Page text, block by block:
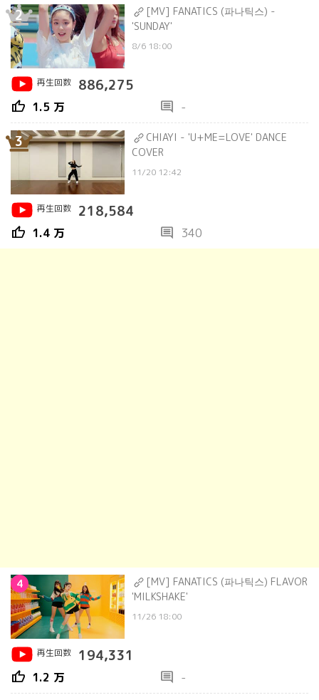
2
[MV] FANATICS (파나틱스) -
'SUNDAY'
8/6 18:00
再生回数 886,275
thumb_up 1.5 万 comment -
3
CHIAYI - 'U+ME=LOVE' DANCE
COVER
11/20 12:42
再生回数 218,584
thumb_up 1.4 万 comment 340
4
[MV] FANATICS (파나틱스) FLAVOR
'MILKSHAKE'
11/26 18:00
再生回数 194,331
thumb_up 1.2 万 comment -